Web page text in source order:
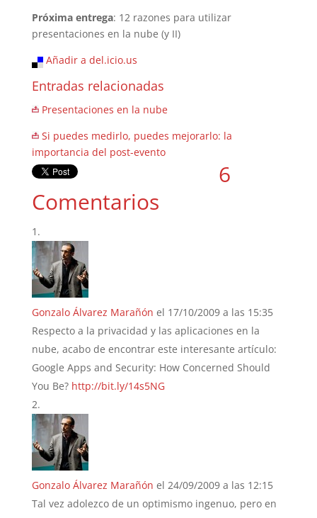
Próxima entrega: 12 razones para utilizar
presentaciones en la nube (y II)
Añadir a del.icio.us
Entradas relacionadas
Presentaciones en la nube
Si puedes medirlo, puedes mejorarlo: la
importancia del post-evento
6
Comentarios
Gonzalo Álvarez Marañón el 17/10/2009 a las 15:35
Respecto a la privacidad y las aplicaciones en la
nube, acabo de encontrar este interesante artículo:
Google Apps and Security: How Concerned Should
You Be? http://bit.ly/14s5NG
Gonzalo Álvarez Marañón el 24/09/2009 a las 12:15
Tal vez adolezco de un optimismo ingenuo, pero en